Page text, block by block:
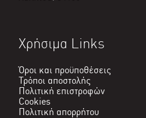
Χρήσιμα Links
Όροι και προϋποθέσεις
Τρόποι αποστολής
Πολιτική επιστροφών
Cookies
Πολιτική απορρήτου